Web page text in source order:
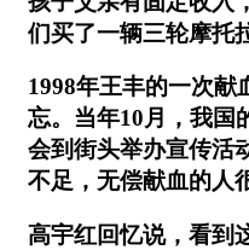
们买了一辆三轮摩
1998年王丰的一次献
忘。当年10月，我国
会到街头举办宣传活
不足，无偿献血的人
高宇红回忆说，看到